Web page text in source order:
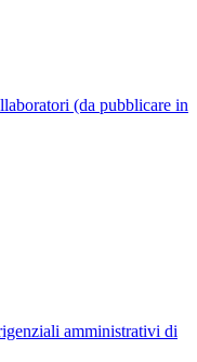
(da pubblicare in
amministrativi di